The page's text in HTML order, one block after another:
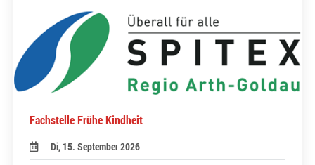
Fachstelle Frühe Kindheit
Di, 15. September 2026